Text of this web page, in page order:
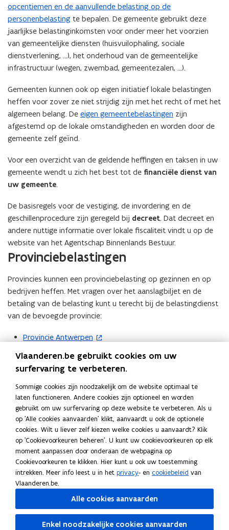
opcentiemen en de aanvullende belasting op de
personenbelasting te bepalen. De gemeente gebruikt deze
jaarlijkse belastinginkomsten voor onder meer het voorzien
van gemeentelijke diensten (huisvuilophaling, sociale
dienstverlening, ...), het onderhoud van de gemeentelijke
infrastructuur (wegen, zwembad, gemeentezalen, ...).
Gemeenten kunnen ook op eigen initiatief lokale belastingen
heffen voor zover ze niet strijdig zijn met het recht of met het
algemeen belang. De eigen gemeentebelastingen zijn
afgestemd op de lokale omstandigheden en worden door de
gemeente zelf geïnd.​​​​​
Voor een overzicht van de geldende heffingen en taksen in uw
gemeente wendt u zich het best tot de financiële dienst van
uw gemeente.
De basisregels voor de vestiging, de invordering en de
geschillenprocedure zijn geregeld bij decreet. Dat decreet en
andere nuttige informatie over lokale fiscaliteit vindt u op de
website van het Agentschap Binnenlands Bestuur.
Provinciebelastingen
Provincies kunnen een provinciebelasting op gezinnen en op
bedrijven heffen. Met vragen over het aanslagbiljet en de
betaling van de belasting kunt u terecht bij de belastingdienst
van de bevoegde provincie:
Provincie Antwerpen
(
p
e
n
t
i
n
n
i
e
u
w
e
Provincie Limburg
(
o
e
n
t
i
n
n
i
e
u
v
Provincie Oost-Vlaanderen
(
e
s
t
a
n
d
p
t
Provincie Vlaams-Brabant
(
o
p
e
n
t
i
n
n
e
Provincie West-Vlaanderen
(
o
p
e
n
t
i
n
i
Meer info
Deel deze pagina
L
i
n
e
K
o
p
e
e
Ook interessant
Vlaanderen.be gebruikt cookies om uw
surfervaring te verbeteren.
Sommige cookies zijn noodzakelijk om de website optimaal te
laten functioneren. Andere cookies zijn optioneel en worden
gebruikt om uw surfervaring op deze website te verbeteren. Als u
op 'Alle cookies aanvaarden' klikt, aanvaardt u ook de optionele
cookies. Wilt u liever zelf kiezen welke cookies u aanvaardt? Klik
op 'Cookievoorkeuren beheren'. U kunt uw cookievoorkeuren op elk
moment aanpassen door onderaan de webpagina op
Cookievoorkeuren te klikken. Hier kunt u ook uw toestemming
intrekken. Meer info leest u in het privacy- en cookiebeleid van
Vlaanderen.be.
Alle cookies aanvaarden
Enkel noodzakelijke cookies aanvaarden